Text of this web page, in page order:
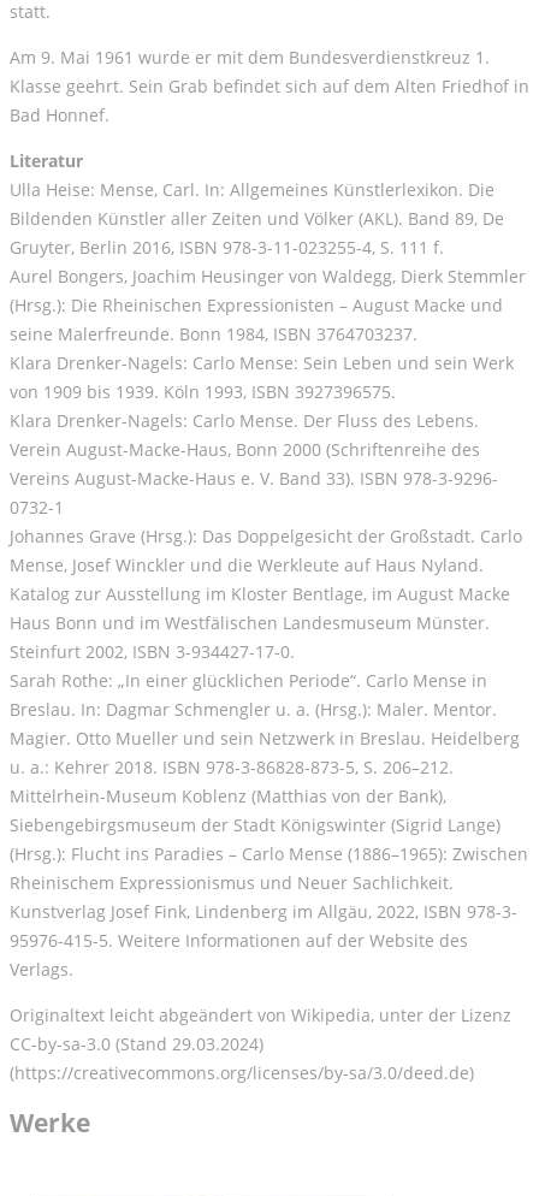
statt.
Am 9. Mai 1961 wurde er mit dem Bundesverdienstkreuz 1.
Klasse geehrt. Sein Grab befindet sich auf dem Alten Friedhof in
Bad Honnef.
Literatur
Ulla Heise: Mense, Carl. In: Allgemeines Künstlerlexikon. Die
Bildenden Künstler aller Zeiten und Völker (AKL). Band 89, De
Gruyter, Berlin 2016, ISBN 978-3-11-023255-4, S. 111 f.
Aurel Bongers, Joachim Heusinger von Waldegg, Dierk Stemmler
(Hrsg.): Die Rheinischen Expressionisten – August Macke und
seine Malerfreunde. Bonn 1984, ISBN 3764703237.
Klara Drenker-Nagels: Carlo Mense: Sein Leben und sein Werk
von 1909 bis 1939. Köln 1993, ISBN 3927396575.
Klara Drenker-Nagels: Carlo Mense. Der Fluss des Lebens.
Verein August-Macke-Haus, Bonn 2000 (Schriftenreihe des
Vereins August-Macke-Haus e. V. Band 33). ISBN 978-3-9296-
0732-1
Johannes Grave (Hrsg.): Das Doppelgesicht der Großstadt. Carlo
Mense, Josef Winckler und die Werkleute auf Haus Nyland.
Katalog zur Ausstellung im Kloster Bentlage, im August Macke
Haus Bonn und im Westfälischen Landesmuseum Münster.
Steinfurt 2002, ISBN 3-934427-17-0.
Sarah Rothe: „In einer glücklichen Periode“. Carlo Mense in
Breslau. In: Dagmar Schmengler u. a. (Hrsg.): Maler. Mentor.
Magier. Otto Mueller und sein Netzwerk in Breslau. Heidelberg
u. a.: Kehrer 2018. ISBN 978-3-86828-873-5, S. 206–212.
Mittelrhein-Museum Koblenz (Matthias von der Bank),
Siebengebirgsmuseum der Stadt Königswinter (Sigrid Lange)
(Hrsg.): Flucht ins Paradies – Carlo Mense (1886–1965): Zwischen
Rheinischem Expressionismus und Neuer Sachlichkeit.
Kunstverlag Josef Fink, Lindenberg im Allgäu, 2022, ISBN 978-3-
95976-415-5. Weitere Informationen auf der Website des
Verlags.
Originaltext leicht abgeändert von Wikipedia, unter der Lizenz
CC-by-sa-3.0 (Stand 29.03.2024)
(https://creativecommons.org/licenses/by-sa/3.0/deed.de)
Werke